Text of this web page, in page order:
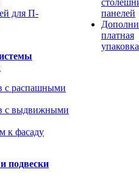
для П-
с распашными
с выдвижными
к фасаду
подвески
панелей
платная
упаковка